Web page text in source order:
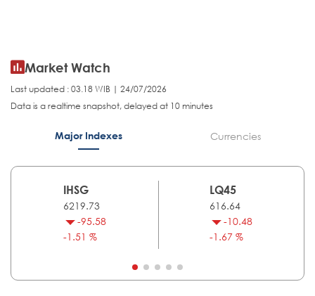
Market Watch
Last updated : 03.18 WIB | 24/07/2026
Data is a realtime snapshot, delayed at 10 minutes
Major Indexes Currencies
IHSG
6219.73
-95.58
-1.51 %
LQ45
616.64
-10.48
-1.67 %